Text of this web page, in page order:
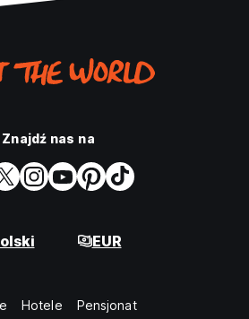
Znajdź nas na
EUR
Hotele Pensjonat